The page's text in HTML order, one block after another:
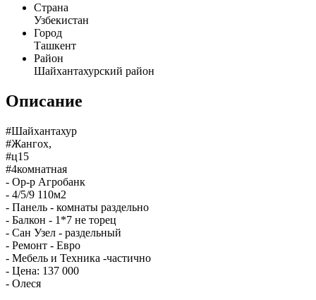
Страна
Узбекистан
Город
Ташкент
Район
Шайхантахурский район
Описание
#Шайхантахур
#Жангох,
#ц15
#4комнатная
- Ор-р Агробанк
- 4/5/9 110м2
- Панель - комнаты раздельно
- Балкон - 1*7 не торец
- Сан Узел - раздельный
- Ремонт - Евро
- Мебель и Техника -частично
- Цена: 137 000
- Олеся